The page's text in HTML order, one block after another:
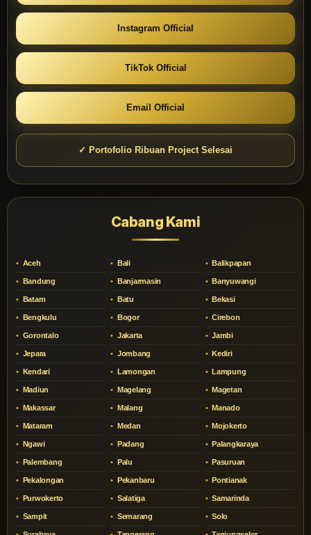
Instagram Official
TikTok Official
Email Official
✓ Portofolio Ribuan Project Selesai
Cabang Kami
Aceh Bali Balikpapan
Bandung Banjarmasin Banyuwangi
Batam Batu Bekasi
Bengkulu Bogor Cirebon
Gorontalo Jakarta Jambi
Jepara Jombang Kediri
Kendari Lamongan Lampung
Madiun Magelang Magetan
Makassar Malang Manado
Mataram Medan Mojokerto
Ngawi Padang Palangkaraya
Palembang Palu Pasuruan
Pekalongan Pekanbaru Pontianak
Purwokerto Salatiga Samarinda
Sampit Semarang Solo